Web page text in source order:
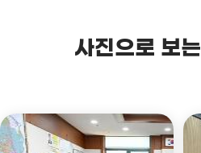
사진으로 보는